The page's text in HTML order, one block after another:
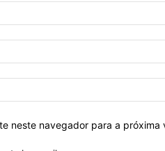
neste navegador para a próxima